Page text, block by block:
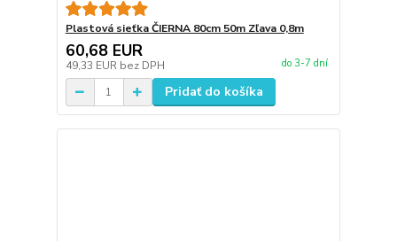
Plastová sieťka ČIERNA 80cm 50m Zľava 0,8m
60,68 EUR
49,33 EUR bez DPH do 3-7 dní
Pridať do košíka